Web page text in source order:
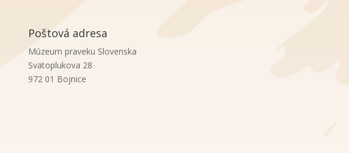
Poštová adresa
Múzeum praveku Slovenska
Svätoplukova 28
972 01 Bojnice